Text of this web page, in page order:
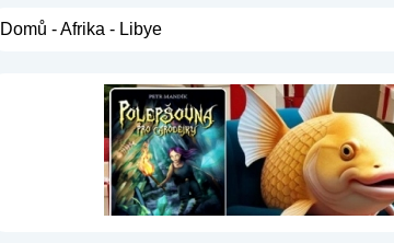
Domů -Afrika - Libye